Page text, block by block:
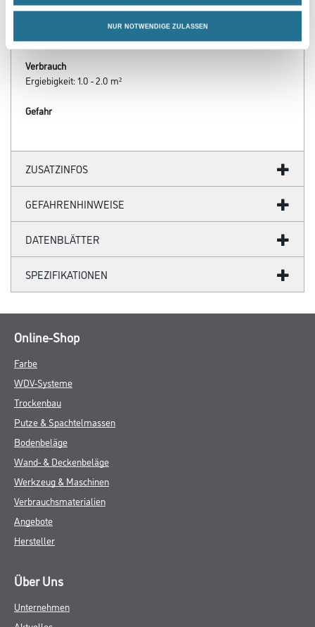
NUR NOTWENDIGE ZULASSEN
Verbrauch
Ergiebigkeit: 1.0 - 2.0 m²
Gefahr
ZUSATZINFOS
GEFAHRENHINWEISE
DATENBLÄTTER
SPEZIFIKATIONEN
Online-Shop
Farbe
WDV-Systeme
Trockenbau
Putze & Spachtelmassen
Bodenbeläge
Wand- & Deckenbeläge
Werkzeug & Maschinen
Verbrauchsmaterialien
Angebote
Hersteller
Über Uns
Unternehmen